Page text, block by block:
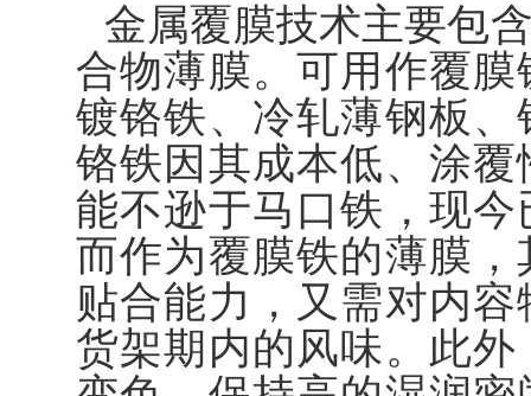
金属覆膜技术主要包
合物薄膜。可用作覆
镀铬铁、冷轧薄钢板
铬铁因其成本低、涂
能不逊于马口铁，现
而作为覆膜铁的薄膜
贴合能力，又需对内
货架期内的风味。此